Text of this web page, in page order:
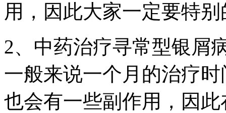
用，因此大家一定要特
2、中药治疗寻常型银屑
一般来说一个月的治疗
也会有一些副作用，因